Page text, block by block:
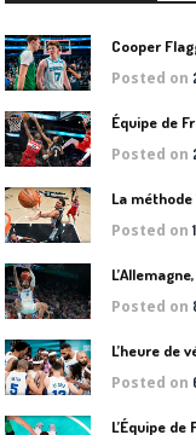
Cooper
Posted on
Équipe de
Posted on
La
Posted on
Posted on
L’heure de
Posted on
L’Équipe